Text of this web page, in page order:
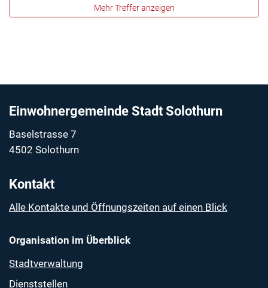
Mehr Treffer anzeigen
Einwohnergemeinde Stadt Solothurn
Baselstrasse 7
4502 Solothurn
Kontakt
Alle Kontakte und Öffnungszeiten auf einen Blick
Organisation im Überblick
Stadtverwaltung
Dienststellen